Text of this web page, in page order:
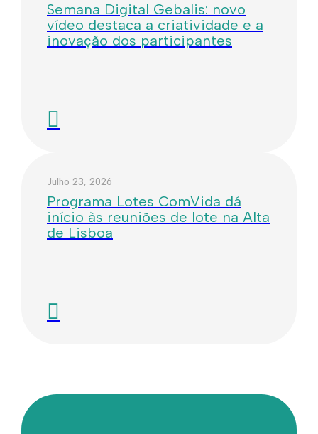
Semana Digital Gebalis: novo
vídeo destaca a criatividade e a
inovação dos participantes
Julho 23, 2026
Programa Lotes ComVida dá
início às reuniões de lote na Alta
de Lisboa